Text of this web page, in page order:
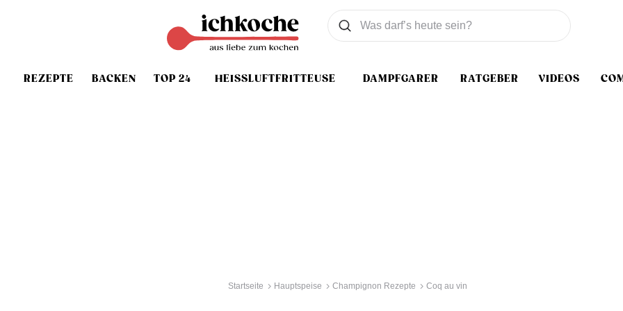
REZEPTE BACKEN TOP 24 HEISSLUFTFRITTEUSE DAMPFGARER RATGEBER VIDEOS
Was wollen Sie suchen
Suchen
Startseite Hauptspeise Champignon Rezepte Coq au vin